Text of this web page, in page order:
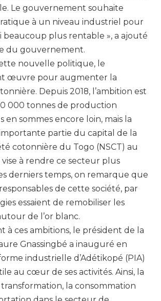
Le gouvernement souhaite
à un niveau industriel pour
beaucoup plus rentable », a ajouté
du gouvernement.
nouvelle politique, le
œuvre pour augmenter la
Depuis 2018, l’ambition est
000 tonnes de production
en sommes encore loin, mais la
importante partie du capital de la
cotonnière du Togo (NSCT) au
à rendre ce secteur plus
derniers temps, on remarque que
de cette société, par
essaient de remobiliser les
de l’or blanc.
à ces ambitions, le président de la
Gnassingbé a inauguré en
industrielle d’Adétikopé (PIA)
au cœur de ses activités. Ainsi, la
la consommation